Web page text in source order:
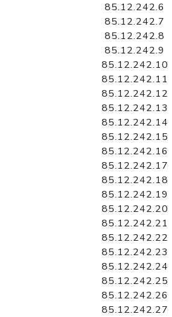
85.12.242.6
85.12.242.7
85.12.242.8
85.12.242.9
85.12.242.10
85.12.242.11
85.12.242.12
85.12.242.13
85.12.242.14
85.12.242.15
85.12.242.16
85.12.242.17
85.12.242.18
85.12.242.19
85.12.242.20
85.12.242.21
85.12.242.22
85.12.242.23
85.12.242.24
85.12.242.25
85.12.242.26
85.12.242.27